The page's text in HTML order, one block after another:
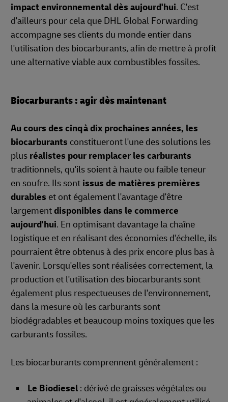
impact environnemental dès aujourd'hui. C'est
d'ailleurs pour cela que DHL Global Forwarding
accompagne ses clients du monde entier dans
l'utilisation des biocarburants, afin de mettre à profit
une alternative viable aux combustibles fossiles.
Biocarburants : agir dès maintenant
Au cours des cinq à dix prochaines années, les
biocarburants constitueront l'une des solutions les
plus réalistes pour remplacer les carburants
traditionnels, qu'ils soient à haute ou faible teneur
en soufre. Ils sont issus de matières premières
durables et ont également l'avantage d'être
largementdisponibles dans le commerce
aujourd'hui. En optimisant davantage la chaîne
logistique et en réalisant des économies d'échelle, ils
pourraient être obtenus à des prix encore plus bas à
l'avenir. Lorsqu'elles sont réalisées correctement, la
production et l'utilisation des biocarburants sont
également plus respectueuses de l'environnement,
dans la mesure où les carburants sont
biodégradables et beaucoup moins toxiques que les
carburants fossiles.
Les biocarburants comprennent généralement :
Le Biodiesel : dérivé de graisses végétales ou